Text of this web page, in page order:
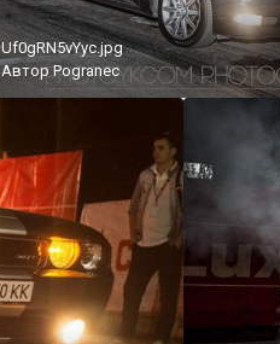
Uf0gRN5vYyc.jpg
АвторPogranec